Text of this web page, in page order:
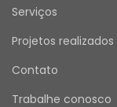
para
Verifique se
Emitimos
Serviços
Projetos realizados
Contato
Trabalhe conosco